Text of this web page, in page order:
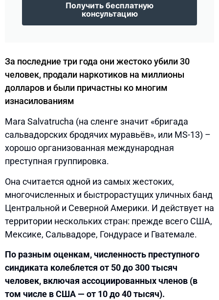
Получить бесплатную
консультацию
За последние три года они жестоко убили 30
человек, продали наркотиков на миллионы
долларов и были причастны ко многим
изнасилованиям
Mara Salvatrucha (на сленге значит «бригада
сальвадорских бродячих муравьёв», или MS-13) –
хорошо организованная международная
преступная группировка.
Она считается одной из самых жестоких,
многочисленных и быстрорастущих уличных банд
Центральной и Северной Америки. И действует на
территории нескольких стран: прежде всего США,
Мексике, Сальвадоре, Гондурасе и Гватемале.
По разным оценкам, численность преступного
синдиката колеблется от 50 до 300 тысяч
человек, включая ассоциированных членов (в
том числе в США — от 10 до 40 тысяч).